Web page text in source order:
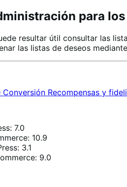
para
resultar útil consultar las
las listas de deseos
Conversión Recompensas y
7.0
10.9
3.1
9.0